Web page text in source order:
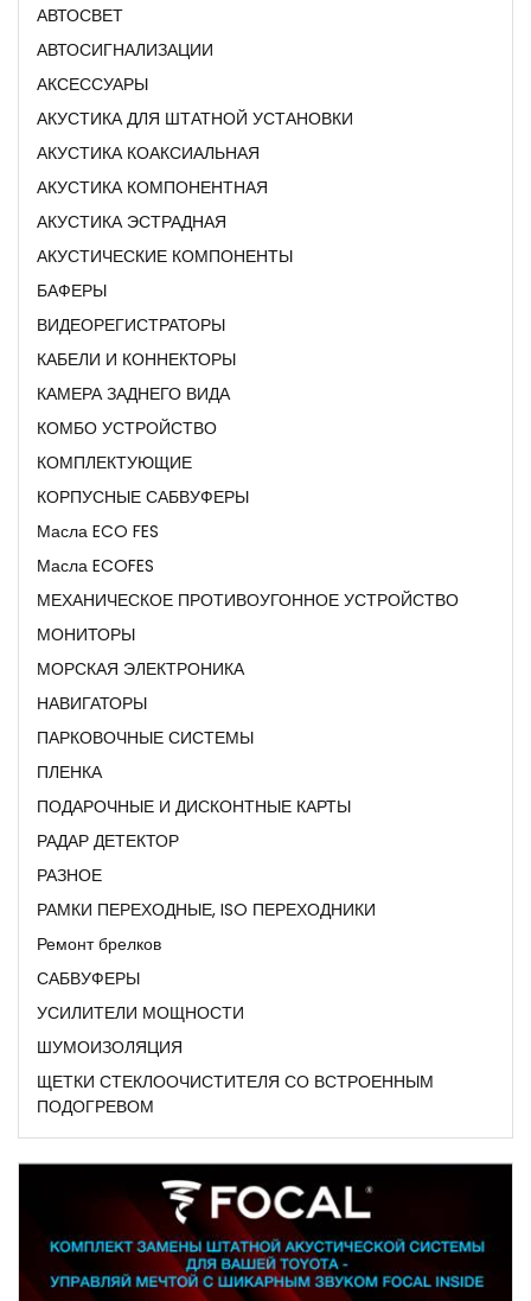
АВТОСВЕТ
АВТОСИГНАЛИЗАЦИИ
АКСЕССУАРЫ
АКУСТИКА ДЛЯ ШТАТНОЙ УСТАНОВКИ
АКУСТИКА КОАКСИАЛЬНАЯ
АКУСТИКА КОМПОНЕНТНАЯ
АКУСТИКА ЭСТРАДНАЯ
АКУСТИЧЕСКИЕ КОМПОНЕНТЫ
БАФЕРЫ
ВИДЕОРЕГИСТРАТОРЫ
КАБЕЛИ И КОННЕКТОРЫ
КАМЕРА ЗАДНЕГО ВИДА
КОМБО УСТРОЙСТВО
КОМПЛЕКТУЮЩИЕ
КОРПУСНЫЕ САБВУФЕРЫ
Масла ECO FES
Масла ECOFES
МЕХАНИЧЕСКОЕ ПРОТИВОУГОННОЕ УСТРОЙСТВО
МОНИТОРЫ
МОРСКАЯ ЭЛЕКТРОНИКА
НАВИГАТОРЫ
ПАРКОВОЧНЫЕ СИСТЕМЫ
ПЛЕНКА
ПОДАРОЧНЫЕ И ДИСКОНТНЫЕ КАРТЫ
РАДАР ДЕТЕКТОР
РАЗНОЕ
РАМКИ ПЕРЕХОДНЫЕ, ISO ПЕРЕХОДНИКИ
Ремонт брелков
САБВУФЕРЫ
УСИЛИТЕЛИ МОЩНОСТИ
ШУМОИЗОЛЯЦИЯ
ЩЕТКИ СТЕКЛООЧИСТИТЕЛЯ СО ВСТРОЕННЫМ
ПОДОГРЕВОМ